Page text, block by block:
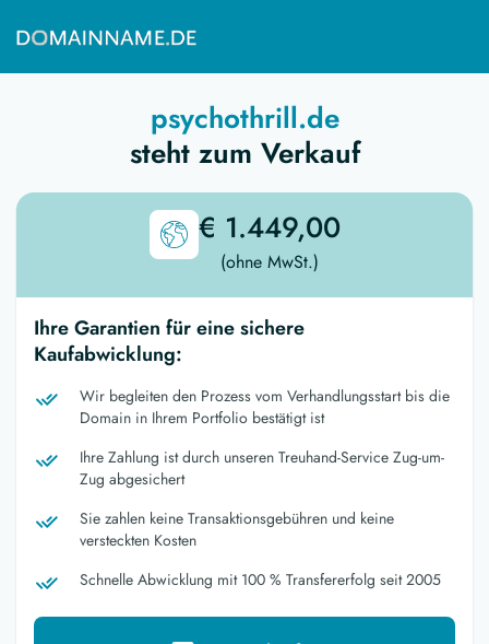
psychothrill.de
steht zum Verkauf
€ 1.449,00
(ohne MwSt.)
Ihre Garantien für eine sichere
Kaufabwicklung:
Wir begleiten den Prozess vom Verhandlungsstart bis die
Domain in Ihrem Portfolio bestätigt ist
Ihre Zahlung ist durch unseren Treuhand-Service Zug-um-
Zug abgesichert
Sie zahlen keine Transaktionsgebühren und keine
versteckten Kosten
Schnelle Abwicklung mit 100 % Transfererfolg seit 2005